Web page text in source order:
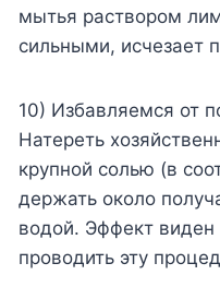
мытья раствором
сильными, исчезает
10) Избавляемся от
Натереть
крупной солью (в
держать около
водой. Эффект виден
проводить эту